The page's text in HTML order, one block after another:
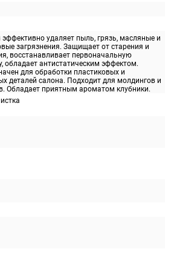
эффективно удаляет пыль, грязь, масляные и
загрязнения. Защищает от старения и
восстанавливает первоначальную
обладает антистатическим эффектом.
для обработки пластиковых и
деталей салона. Подходит для молдингов и
Обладает приятным ароматом клубники.